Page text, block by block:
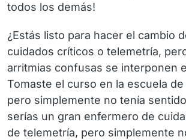
todos los demás!
¿Estás listo para hacer el cambio
cuidados críticos o telemetría,
arritmias confusas se interponen
Tomaste el curso en la escuela
pero simplemente no tenía
serías un gran enfermero de
de telemetría, pero simplemente